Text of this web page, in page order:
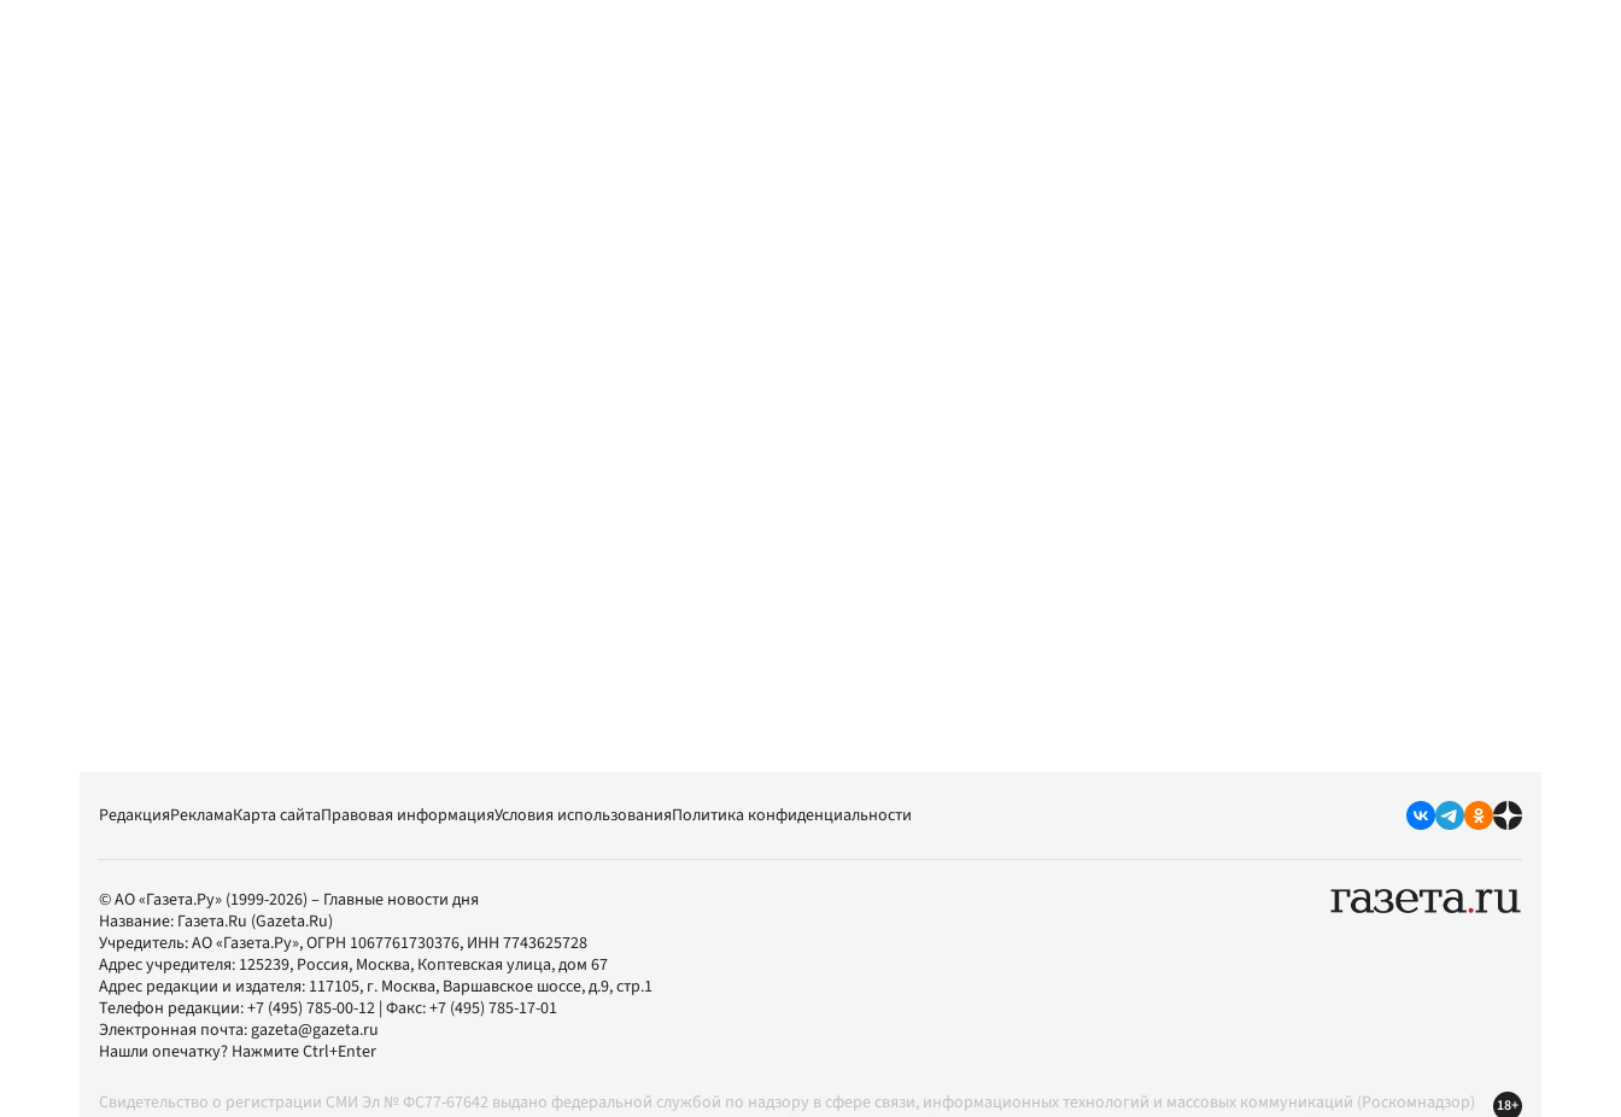
РедакцияРекламаКарта сайтаПравовая информацияУсловия использованияПолитика конфиденциальности
© АО «Газета.Ру» (1999-2026) – Главные новости дня
Название: Газета.Ru (Gazeta.Ru)
Учредитель:АО «Газета.Ру», ОГРН 1067761730376, ИНН 7743625728
Адрес учредителя: 125239, Россия, Москва, Коптевская улица, дом 67
Адрес редакции и издателя: 117105, г. Москва, Варшавское шоссе, д.9, стр.1
Телефон редакции:+7 (495) 785-00-12 | Факс:+7 (495) 785-17-01
Электронная почта:gazeta@gazeta.ru
Нашли опечатку? Нажмите Ctrl+Enter
Свидетельство о регистрации СМИ Эл № ФС77-67642 выдано федеральной службой по надзору в сфере связи, информационных технологий и массовых коммуникаций (Роскомнадзор)
18+